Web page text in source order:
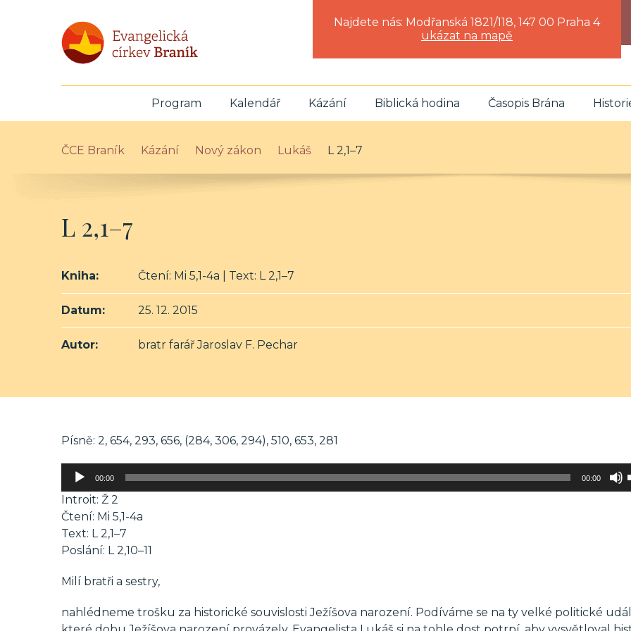
Najdete nás: Modřanská 1821/118, 147 00 Praha 4
ukázat na mapě
Program Kalendář Kázání Biblická hodina Časopis Brána
ČCE Braník Kázání Nový zákon Lukáš L 2,1–7
L 2,1–7
Kniha: Čtení: Mi 5,1-4a | Text: L 2,1–7
Datum: 25. 12. 2015
Autor: bratr farář Jaroslav F. Pechar
Písně: 2, 654, 293, 656, (284, 306, 294), 510, 653, 281
Audio
00:00 00:00
Introit: Ž 2
Čtení: Mi 5,1-4a
Text: L 2,1–7
Poslání: L 2,10–11
Milí bratři a sestry,
nahlédneme trošku za historické souvislosti Ježíšova narození. Podíváme se na ty velké politické